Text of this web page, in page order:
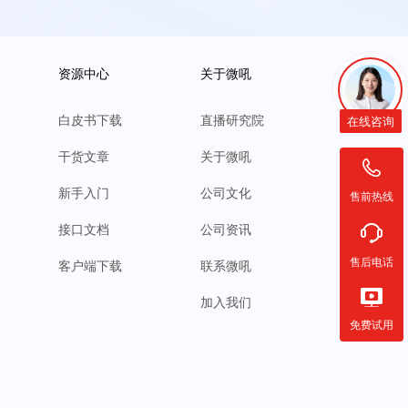
资源中心
白皮书下载
干货文章
新手入门
接口文档
客户端下载
关于微吼
直播研究院
关于微吼
公司文化
公司资讯
联系微吼
加入我们
在线咨询
售前热线
售后电话
免费试用